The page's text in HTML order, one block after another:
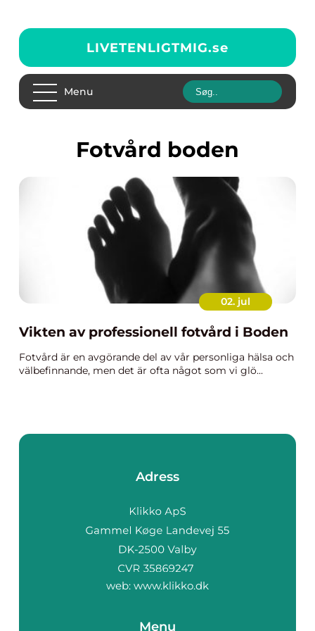
LIVETENLIGTMIG.se
Menu
fotvård boden
02. jul
Vikten av professionell fotvård i Boden
Fotvård är en avgörande del av vår personliga hälsa och
välbefinnande, men det är ofta något som vi glö...
Adress
web: www.klikko.dk
Menu